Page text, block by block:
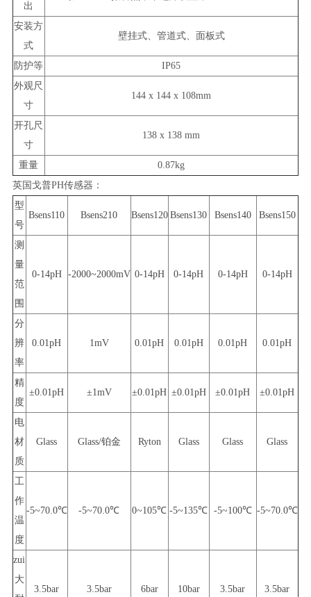
出
安装方
式
壁挂式、管道式、面板式
防护等
IP65
外观尺
寸
144 x 144 x 108mm
开孔尺
寸
138 x 138 mm
重量
0.87kg
英国戈普PH传感器：
型
号
Bsens110 Bsens210 Bsens120 Bsens130 Bsens140 Bsens150
测
量
范
围
0-14pH -2000~2000mV 0-14pH 0-14pH 0-14pH 0-14pH
分
辨
率
0.01pH 1mV 0.01pH 0.01pH 0.01pH 0.01pH
精
度
±0.01pH ±1mV ±0.01pH ±0.01pH ±0.01pH ±0.01pH
电
材
质
Glass Glass/铂金 Ryton Glass Glass Glass
工
作
温
度
-5~70.0℃ -5~70.0℃ 0~105℃ -5~135℃ -5~100℃ -5~70.0℃
zui
大
3.5bar 3.5bar 6bar 10bar 3.5bar 3.5bar